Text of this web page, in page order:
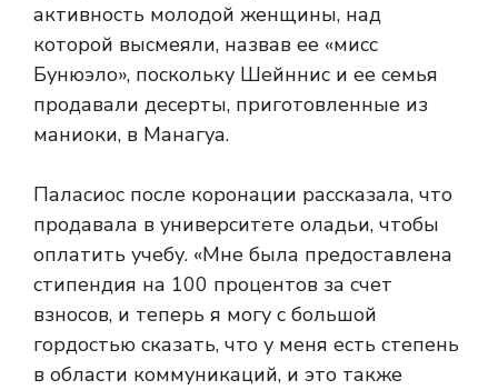
активность молодой женщины, над
которой высмеяли, назвав ее «мисс
Бунюэло», поскольку Шейннис и ее семья
продавали десерты, приготовленные из
маниоки, в Манагуа.
Паласиос после коронации рассказала, что
продавала в университете оладьи, чтобы
оплатить учебу. «Мне была предоставлена ​​
стипендия на 100 процентов за счет
взносов, и теперь я могу с большой
гордостью сказать, что у меня есть степень
в области коммуникаций, и это также